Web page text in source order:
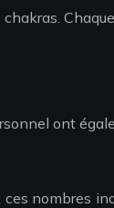
ont
nombres